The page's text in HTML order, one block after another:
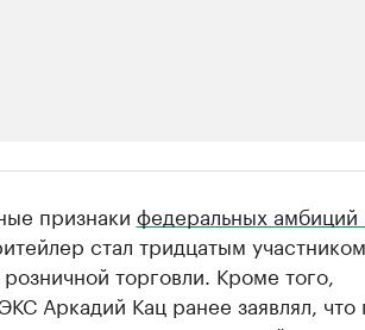
нефтегазовой
признаки федеральных амбиций
стал тридцатым
торговли. Кроме того,
Аркадий Кац ранее заявлял, что